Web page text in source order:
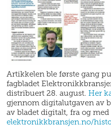
Artikkelen ble første gang
fagbladet
distribuert 28. august.Her
gjennom digitalutgaven av
av bladet digitalt, fra og med
elektronikkbransjen.no/